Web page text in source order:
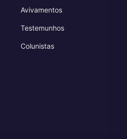
Avivamentos
Testemunhos
Colunistas